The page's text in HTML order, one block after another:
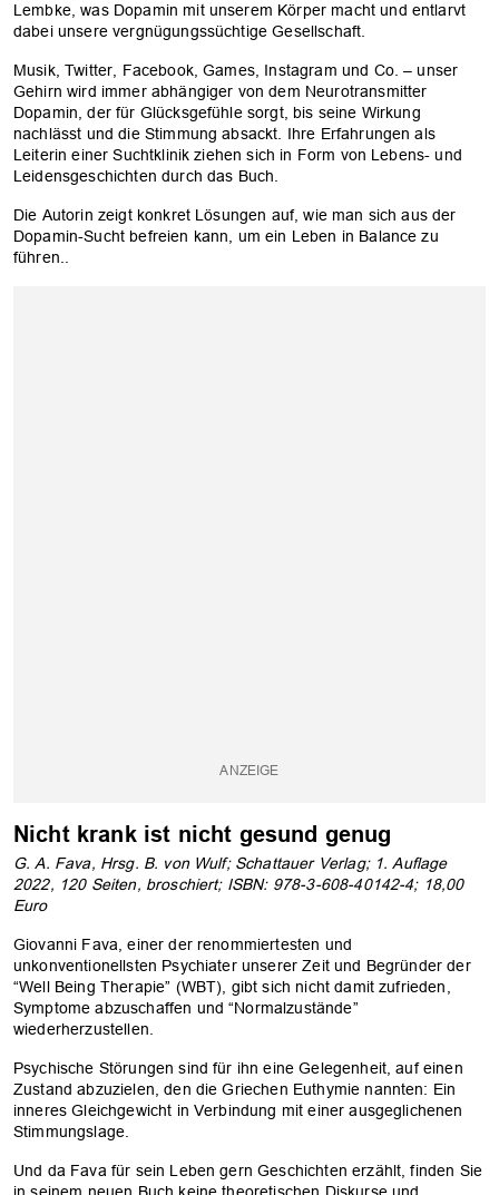
Lembke, was Dopamin mit unserem Körper macht und entlarvt
dabei unsere vergnügungssüchtige Gesellschaft.
Musik, Twitter, Facebook, Games, Instagram und Co. – unser
Gehirn wird immer abhängiger von dem Neurotransmitter
Dopamin, der für Glücksgefühle sorgt, bis seine Wirkung
nachlässt und die Stimmung absackt. Ihre Erfahrungen als
Leiterin einer Suchtklinik ziehen sich in Form von Lebens- und
Leidensgeschichten durch das Buch.
Die Autorin zeigt konkret Lösungen auf, wie man sich aus der
Dopamin-Sucht befreien kann, um ein Leben in Balance zu
führen..
Nicht krank ist nicht gesund genug
G. A. Fava, Hrsg. B. von Wulf; Schattauer Verlag; 1. Auflage
2022, 120 Seiten, broschiert; ISBN: 978-3-608-40142-4; 18,00
Euro
Giovanni Fava, einer der renommiertesten und
unkonventionellsten Psychiater unserer Zeit und Begründer der
“Well Being Therapie” (WBT), gibt sich nicht damit zufrieden,
Symptome abzuschaffen und “Normalzustände”
wiederherzustellen.
Psychische Störungen sind für ihn eine Gelegenheit, auf einen
Zustand abzuzielen, den die Griechen Euthymie nannten: Ein
inneres Gleichgewicht in Verbindung mit einer ausgeglichenen
Stimmungslage.
Und da Fava für sein Leben gern Geschichten erzählt, finden Sie